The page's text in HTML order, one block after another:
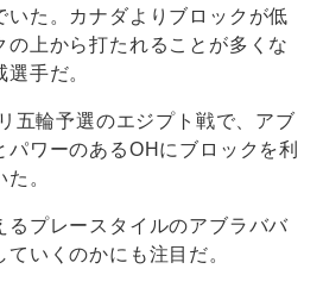
いた。カナダよりブロックが低
の上から打たれることが多くな
手だ。
五輪予選のエジプト戦で、アブ
パワーのあるOHにブロックを利
。
プレースタイルのアブラババ
いくのかにも注目だ。